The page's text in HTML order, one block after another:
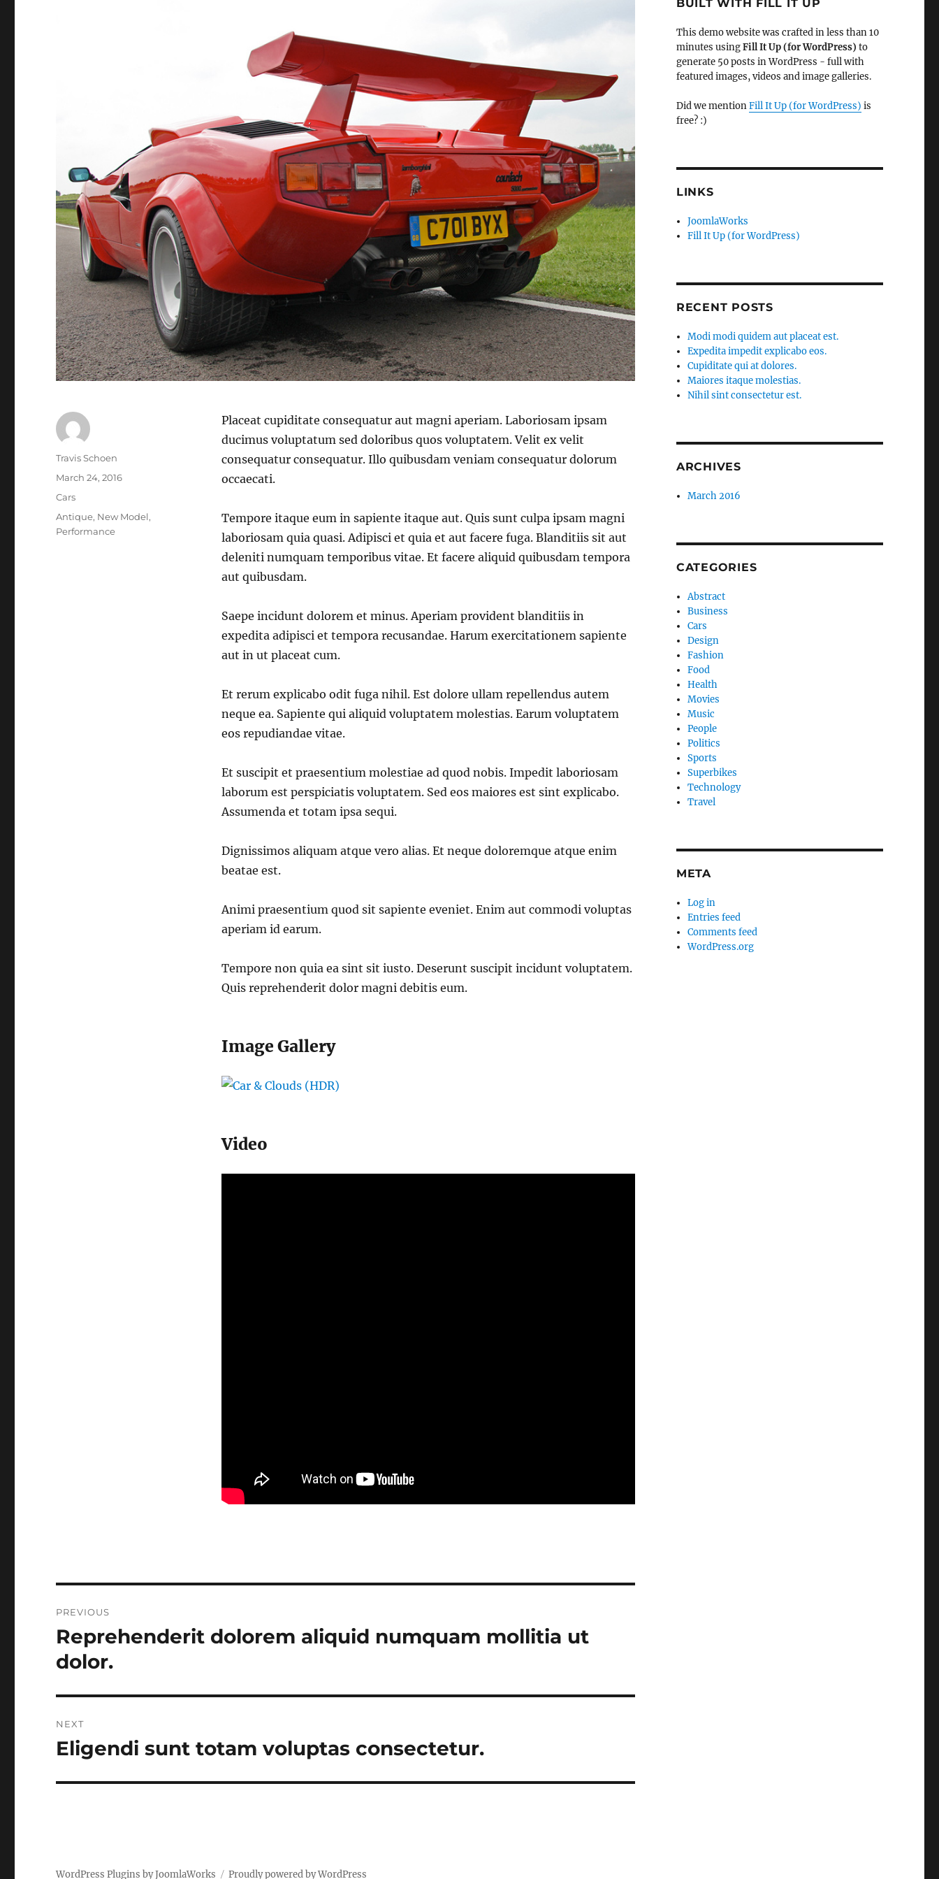
Placeat cupiditate consequatur aut magni aperiam. Laboriosam ipsam
ducimus voluptatum sed doloribus quos voluptatem. Velit ex velit
consequatur consequatur. Illo quibusdam veniam consequatur dolorum
occaecati.
Tempore itaque eum in sapiente itaque aut. Quis sunt culpa ipsam magni
laboriosam quia quasi. Adipisci et quia et aut facere fuga. Blanditiis sit aut
deleniti numquam temporibus vitae. Et facere aliquid quibusdam tempora
aut quibusdam.
Saepe incidunt dolorem et minus. Aperiam provident blanditiis in
expedita adipisci et tempora recusandae. Harum exercitationem sapiente
aut in ut placeat cum.
Et rerum explicabo odit fuga nihil. Est dolore ullam repellendus autem
neque ea. Sapiente qui aliquid voluptatem molestias. Earum voluptatem
eos repudiandae vitae.
Et suscipit et praesentium molestiae ad quod nobis. Impedit laboriosam
laborum est perspiciatis voluptatem. Sed eos maiores est sint explicabo.
Assumenda et totam ipsa sequi.
Dignissimos aliquam atque vero alias. Et neque doloremque atque enim
beatae est.
Animi praesentium quod sit sapiente eveniet. Enim aut commodi voluptas
aperiam id earum.
Tempore non quia ea sint sit iusto. Deserunt suscipit incidunt voluptatem.
Quis reprehenderit dolor magni debitis eum.
Image Gallery
Video
Author
Travis Schoen
Posted
on
March 24, 2016
Categories
Cars
Tags
Antique, New Model,
Performance
navigation
PREVIOUS
Previous
post:
Reprehenderit dolorem aliquid numquam mollitia ut
dolor.
NEXT
Next
Eligendi sunt totam voluptas consectetur.
BUILT WITH FILL IT UP
This demo website was crafted in less than 10
minutes usingFill It Up (for WordPress) to
generate 50 posts in WordPress - full with
featured images, videos and image galleries.
Did we mentionFill It Up (for WordPress) is
free? :)
LINKS
JoomlaWorks
Fill It Up (for WordPress)
RECENT POSTS
Modi modi quidem aut placeat est.
Expedita impedit explicabo eos.
Cupiditate qui at dolores.
Maiores itaque molestias.
Nihil sint consectetur est.
ARCHIVES
March 2016
CATEGORIES
Abstract
Business
Cars
Design
Fashion
Food
Health
Movies
Music
People
Politics
Sports
Superbikes
Technology
Travel
META
Log in
Entries feed
Comments feed
WordPress.org
WordPress Plugins by JoomlaWorks Proudly powered by WordPress